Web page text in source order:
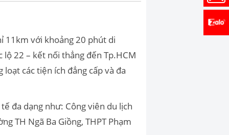
11km với khoảng 20 phút di
22 – kết nối thẳng đến Tp.HCM
các tiện ích đẳng cấp và đa
đa dạng như: Công viên du lịch
TH Ngã Ba Giồng, THPT Phạm